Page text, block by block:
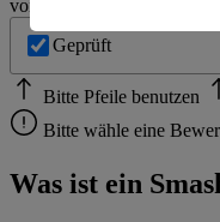
von 5 Sternen
Geprüft
Bitte Pfeile benutzen
Bitte wähle eine
Was ist ein
Informationen zum
imImpressum